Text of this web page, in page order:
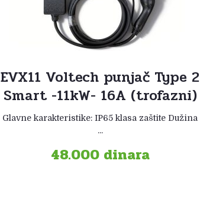
EVX11 Voltech punjač Type 2
Smart -11kW- 16A (trofazni)
Glavne karakteristike: IP65 klasa zaštite Dužina
...
48.000 dinara